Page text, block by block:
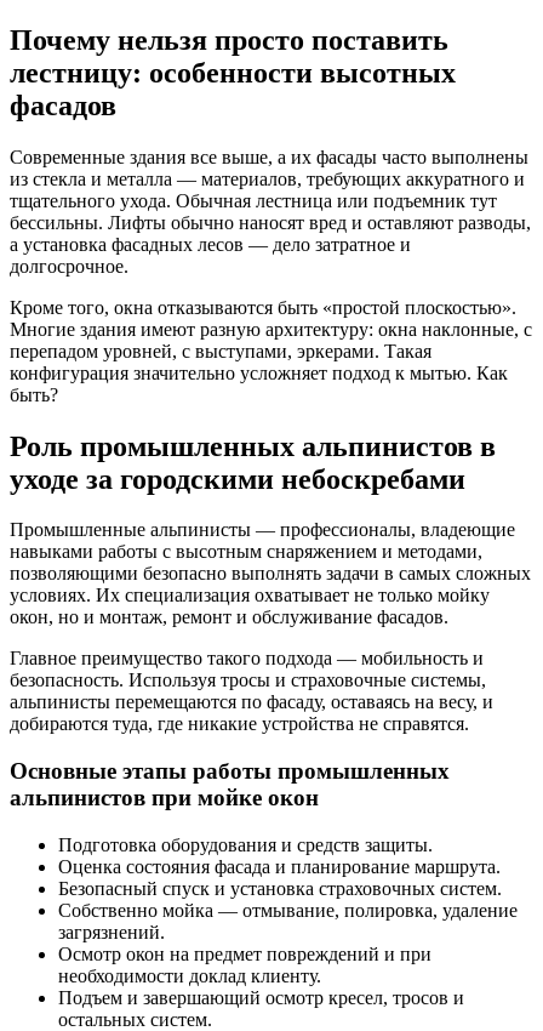
Почему нельзя просто поставить
лестницу: особенности высотных
фасадов
Современные здания все выше, а их фасады часто выполнены
из стекла и металла — материалов, требующих аккуратного и
тщательного ухода. Обычная лестница или подъемник тут
бессильны. Лифты обычно наносят вред и оставляют разводы,
а установка фасадных лесов — дело затратное и
долгосрочное.
Кроме того, окна отказываются быть «простой плоскостью».
Многие здания имеют разную архитектуру: окна наклонные, с
перепадом уровней, с выступами, эркерами. Такая
конфигурация значительно усложняет подход к мытью. Как
быть?
Роль промышленных альпинистов в
уходе за городскими небоскребами
Промышленные альпинисты — профессионалы, владеющие
навыками работы с высотным снаряжением и методами,
позволяющими безопасно выполнять задачи в самых сложных
условиях. Их специализация охватывает не только мойку
окон, но и монтаж, ремонт и обслуживание фасадов.
Главное преимущество такого подхода — мобильность и
безопасность. Используя тросы и страховочные системы,
альпинисты перемещаются по фасаду, оставаясь на весу, и
добираются туда, где никакие устройства не справятся.
Основные этапы работы промышленных
альпинистов при мойке окон
Подготовка оборудования и средств защиты.
Оценка состояния фасада и планирование маршрута.
Безопасный спуск и установка страховочных систем.
Собственно мойка — отмывание, полировка, удаление
загрязнений.
Осмотр окон на предмет повреждений и при
необходимости доклад клиенту.
Подъем и завершающий осмотр кресел, тросов и
остальных систем.